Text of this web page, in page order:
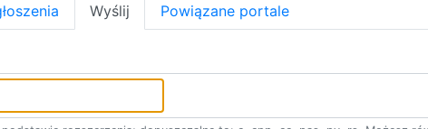
Wyślij Powiązane portale